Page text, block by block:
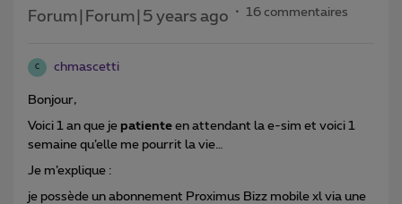
Forum|Forum|5 years ago 16 commentaires
C chmascetti
Bonjour,
Voici 1 an que je patiente en attendant la e-sim et voici 1
semaine qu’elle me pourrit la vie…
Je m’explique :
je possède un abonnement Proximus Bizz mobile xl via une